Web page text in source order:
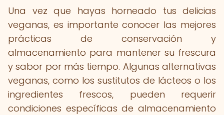
Una vez que hayas horneado tus delicias
veganas, es importante conocer las mejores
prácticas de conservación y
almacenamiento para mantener su frescura
y sabor por más tiempo. Algunas alternativas
veganas, como los sustitutos de lácteos o los
ingredientes frescos, pueden requerir
condiciones específicas de almacenamiento